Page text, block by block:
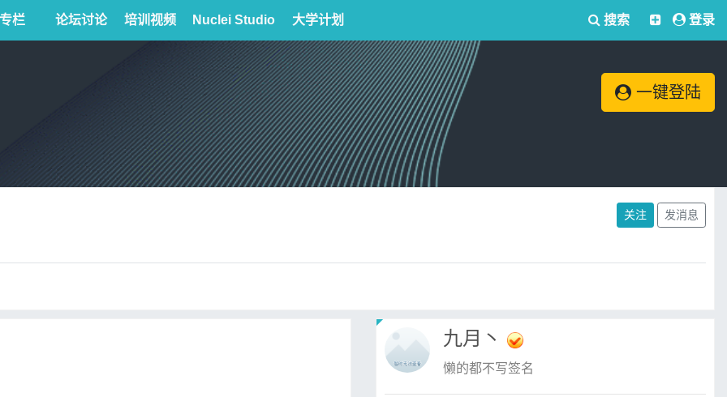
专栏 论坛讨论 培训视频 Nuclei Studio 大学计划 搜索 登录
一键登陆
关注 发消息
九月丶
懒的都不写签名